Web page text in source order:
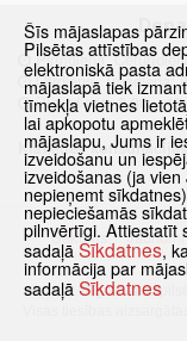
Pirmdiena,
Otrdiena, Trešdiena:
Piektdiena: 8.30 –
Klātienes
Sākums Jaunumi
© 2021 Rīgas
Šīs mājaslapas
Pilsētas attīstības
elektroniskā pasta
mājaslapā tiek
tīmekļa vietnes
lai apkopotu
mājaslapu, Jums ir
izveidošanu un
izveidošanas (ja
nepieņemt
nepieciešamās
pilnvērtīgi. Attiestatīt
sadaļā Sīkdatnes,
informācija par
sadaļā Sīkdatnes